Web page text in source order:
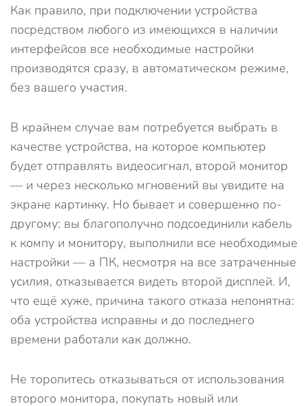
Как правило, при подключении устройства
посредством любого из имеющихся в наличии
интерфейсов все необходимые настройки
производятся сразу, в автоматическом режиме,
без вашего участия.
В крайнем случае вам потребуется выбрать в
качестве устройства, на которое компьютер
будет отправлять видеосигнал, второй монитор
— и через несколько мгновений вы увидите на
экране картинку. Но бывает и совершенно по-
другому: вы благополучно подсоединили кабель
к компу и монитору, выполнили все необходимые
настройки — а ПК, несмотря на все затраченные
усилия, отказывается видеть второй дисплей. И,
что ещё хуже, причина такого отказа непонятна:
оба устройства исправны и до последнего
времени работали как должно.
Не торопитесь отказываться от использования
второго монитора, покупать новый или